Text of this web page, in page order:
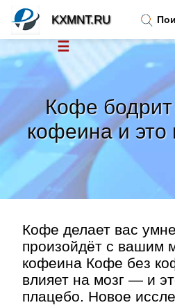
Кофе
кофеина и это
Кофе делает вас
произойдёт с вашим
кофеина Кофе без
влияет на мозг — и
плацебо. Новое
KXMNT.RU
☰
Новости
Тренды новостей»
Рубрики»
Правила»
Контакт»